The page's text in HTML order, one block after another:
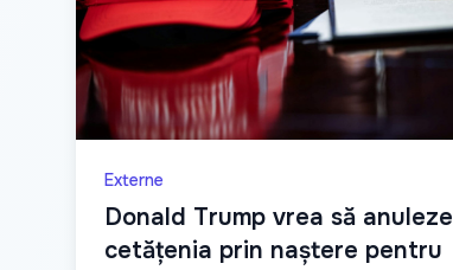
Externe
Donald Trump vrea să anuleze
cetățenia prin naștere pentru